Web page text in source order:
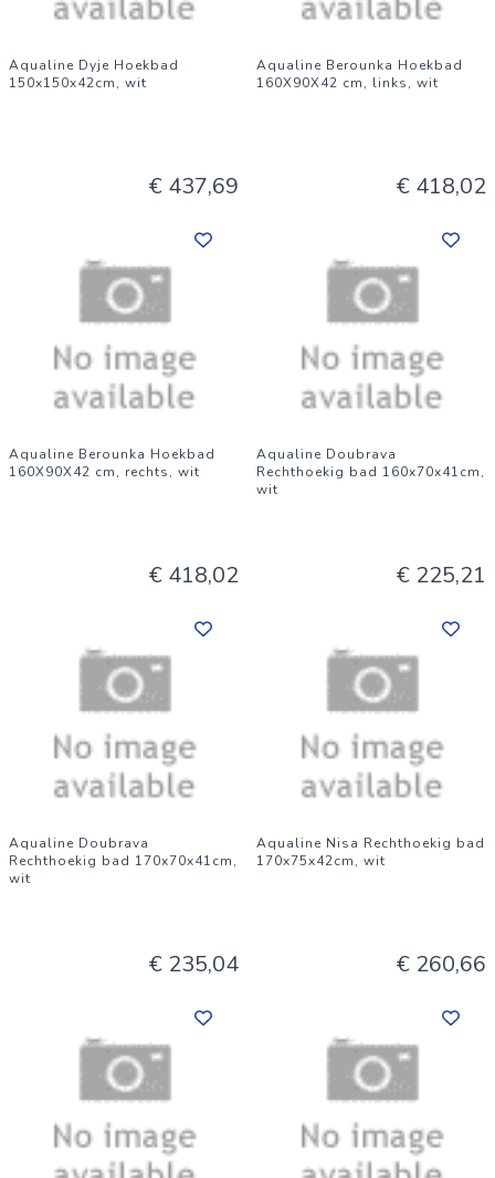
Aqualine Dyje Hoekbad
150x150x42cm, wit
€ 437,69
Aqualine Berounka Hoekbad
160X90X42 cm, links, wit
€ 418,02
Aqualine Berounka Hoekbad
160X90X42 cm, rechts, wit
€ 418,02
Aqualine Doubrava
Rechthoekig bad 160x70x41cm,
wit
€ 225,21
Aqualine Doubrava
Rechthoekig bad 170x70x41cm,
wit
€ 235,04
Aqualine Nisa Rechthoekig bad
170x75x42cm, wit
€ 260,66